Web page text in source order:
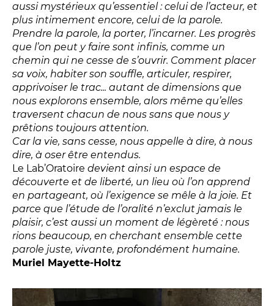
LES RENDEZ-VOUS
Conversation intime
Les Procès du samedi
Les Jeudis littéraires
Le Comité de lecture
LES TEMPS FORTS
Les Contes d’apéro
Festival de Magie
Festival de Tragédies
LE PUBLIC
VOUS ÊTES...
aussi mystérieux qu’essentiel : celui de l’acteur, et
plus intimement encore, celui de la parole.
Prendre la parole, la porter, l’incarner. Les progrès
que l’on peut y faire sont infinis, comme un
chemin qui ne cesse de s’ouvrir. Comment placer
sa voix, habiter son souffle, articuler, respirer,
apprivoiser le trac... autant de dimensions que
nous explorons ensemble, alors même qu’elles
traversent chacun de nous sans que nous y
prêtions toujours attention.
Car la vie, sans cesse, nous appelle à dire, à nous
dire, à oser être entendus.
Le Lab’Oratoire devient ainsi un espace de
découverte et de liberté, un lieu où l’on apprend
en partageant, où l’exigence se mêle à la joie. Et
parce que l’étude de l’oralité n’exclut jamais le
plaisir, c’est aussi un moment de légèreté : nous
rions beaucoup, en cherchant ensemble cette
parole juste, vivante, profondément humaine.
Muriel Mayette-Holtz